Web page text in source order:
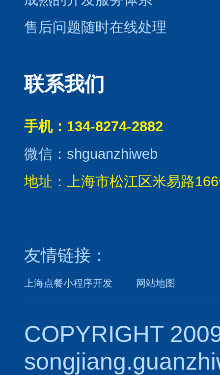
售后问题随时在线处理
联系我们
手机：134-8274-2882
微信：shguanzhiweb
地址：上海市松江区米易路
友情链接：
上海点餐小程序开发 网站地图
COPYRIGHT